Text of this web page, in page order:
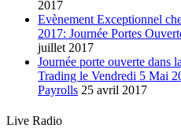
2017
Evènement Exceptionnel
2017: Journée Portes
juillet 2017
Journée porte ouverte dans
Trading le Vendredi 5 Mai
Payrolls 25 avril 2017
Live Radio